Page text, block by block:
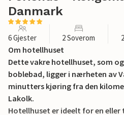
Danmark
6 Gjester 2 Soverom
Om hotellhuset
Dette vakre hotellhuset, som
boblebad, ligger i nærheten av
minutters kjøring fra den
Lakolk.
Hotellhuset er ideelt for en